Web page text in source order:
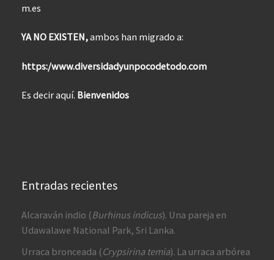
m.es
YA NO EXISTEN,ambos han migrado a:
https:/www.diversidadyunpocodetodo.com
Es decir aquí. Bienvenidos
Entradas recientes
Alcaraván indio (Burhinus indicus). Una pareja en
Udawalawe National Park, Sri Lanka.
Urraca bronceada (Crypsirina temia). La urraca arbórea